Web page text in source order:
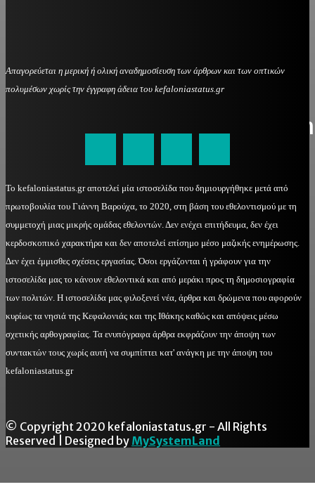
Απαγορεύεται η μερική ή ολική αναδημοσίευση των άρθρων και των οπτικών
πολυμέσων χωρίς την έγγραφη άδεια του kefaloniastatus.gr
kefaloniastatus@gmail.com
Το kefaloniastatus.gr αποτελεί μία ιστοσελίδα που δημιουργήθηκε μετά από
πρωτοβουλία του Γιάννη Βαρούχα, το 2020, στη βάση του εθελοντισμού με τη
συμμετοχή μιας μικρής ομάδας εθελοντών. Δεν ενέχει επιτήδευμα, δεν έχει
κερδοσκοπικό χαρακτήρα και δεν αποτελεί επίσημο μέσο μαζικής ενημέρωσης.
Δεν έχει έμμισθες σχέσεις εργασίας. Όσοι εργάζονται ή γράφουν για την
ιστοσελίδα μας το κάνουν εθελοντικά και από μεράκι προς τη δημοσιογραφία
των πολιτών. Η ιστοσελίδα μας φιλοξενεί νέα, άρθρα και δρώμενα που αφορούν
κυρίως τα νησιά της Κεφαλονιάς και της Ιθάκης καθώς και απόψεις μέσω
σχετικής αρθογραφίας. Τα ενυπόγραφα άρθρα εκφράζουν την άποψη των
συντακτών τους χωρίς αυτή να συμπίπτει κατ' ανάγκη με την άποψη του
kefaloniastatus.gr
© Copyright 2020 kefaloniastatus.gr - All Rights
Reserved | Designed by MySystemLand